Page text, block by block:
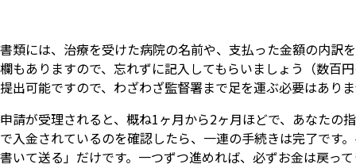
書類には、治療を受けた病院の名前や、支払った金額の内訳
欄もありますので、忘れずに記入してもらいましょう（数百
提出可能ですので、わざわざ監督署まで足を運ぶ必要はあり
申請が受理されると、概ね1ヶ月から2ヶ月ほどで、あなたの
で入金されているのを確認したら、一連の手続きは完了です
書いて送る」だけです。一つずつ進めれば、必ずお金は戻っ